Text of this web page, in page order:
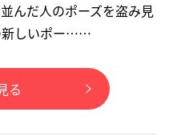
んだ人のポーズを盗み見
新しいポー……
る